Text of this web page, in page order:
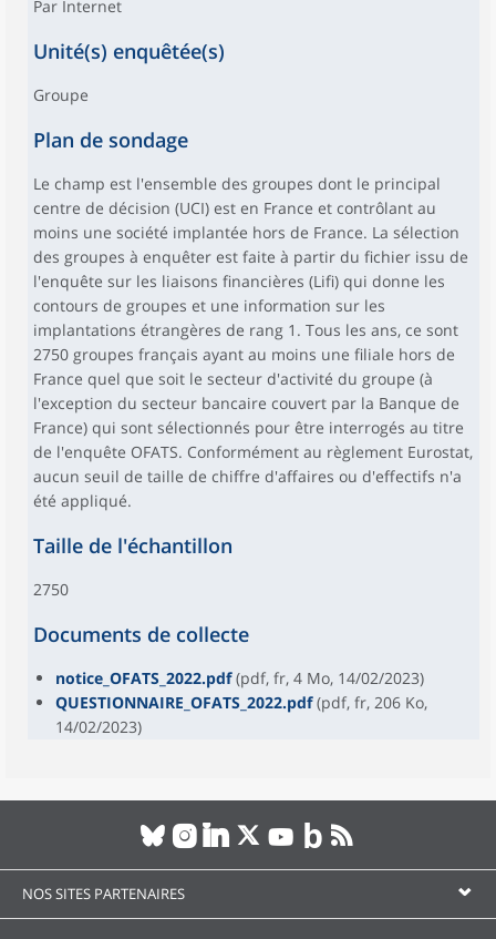
Par Internet
Unité(s) enquêtée(s)
Groupe
Plan de sondage
Le champ est l'ensemble des groupes dont le principal
centre de décision (UCI) est en France et contrôlant au
moins une société implantée hors de France. La sélection
des groupes à enquêter est faite à partir du fichier issu de
l'enquête sur les liaisons financières (Lifi) qui donne les
contours de groupes et une information sur les
implantations étrangères de rang 1. Tous les ans, ce sont
2750 groupes français ayant au moins une filiale hors de
France quel que soit le secteur d'activité du groupe (à
l'exception du secteur bancaire couvert par la Banque de
France) qui sont sélectionnés pour être interrogés au titre
de l'enquête OFATS. Conformément au règlement Eurostat,
aucun seuil de taille de chiffre d'affaires ou d'effectifs n'a
été appliqué.
Taille de l'échantillon
2750
Documents de collecte
notice_OFATS_2022.pdf(pdf, fr, 4 Mo, 14/02/2023)
QUESTIONNAIRE_OFATS_2022.pdf(pdf, fr, 206 Ko,
14/02/2023)
NOS SITES PARTENAIRES